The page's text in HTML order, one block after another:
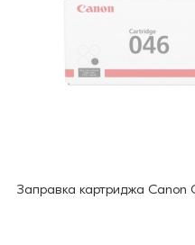
Заправка картриджа Canon